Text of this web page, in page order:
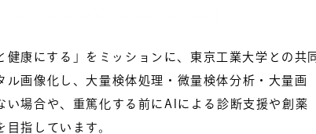
康にする」をミッションに、東京工業大学との共同
画像化し、大量検体処理・微量検体分析・大量画
場合や、重篤化する前にAIによる診断支援や創薬
指しています。